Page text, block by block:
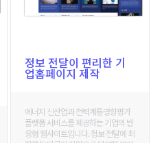
정보 전달이 편리한 기
업홈페이지 제작
에너지 신산업과 전력계통영향평가
플랫폼 서비스를 제공하는 기업의 반
응형 웹사이트입니다. 정보 전달에 최